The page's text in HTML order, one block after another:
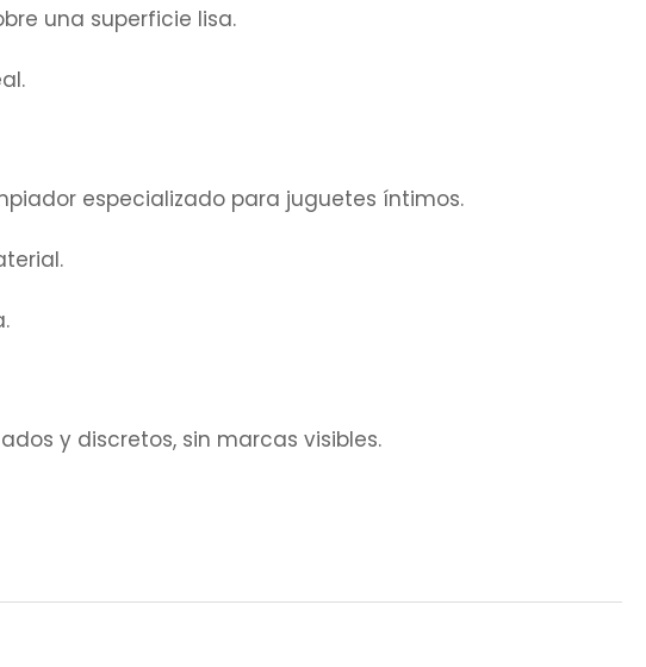
una superficie lisa.
especializado para juguetes íntimos.
y discretos, sin marcas visibles.